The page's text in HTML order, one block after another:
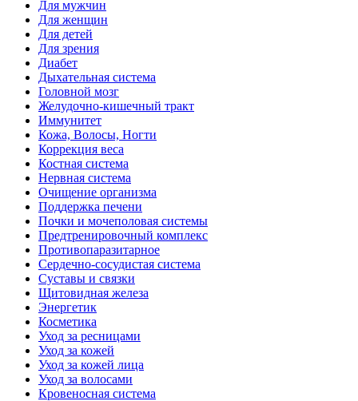
Для мужчин
Для женщин
Для детей
Для зрения
Диабет
Дыхательная система
Головной мозг
Желудочно-кишечный тракт
Иммунитет
Кожа, Волосы, Ногти
Коррекция веса
Костная система
Нервная система
Очищение организма
Поддержка печени
Почки и мочеполовая системы
Предтренировочный комплекс
Противопаразитарное
Сердечно-сосудистая система
Суставы и связки
Щитовидная железа
Энергетик
Косметика
Уход за ресницами
Уход за кожей
Уход за кожей лица
Уход за волосами
Кровеносная система